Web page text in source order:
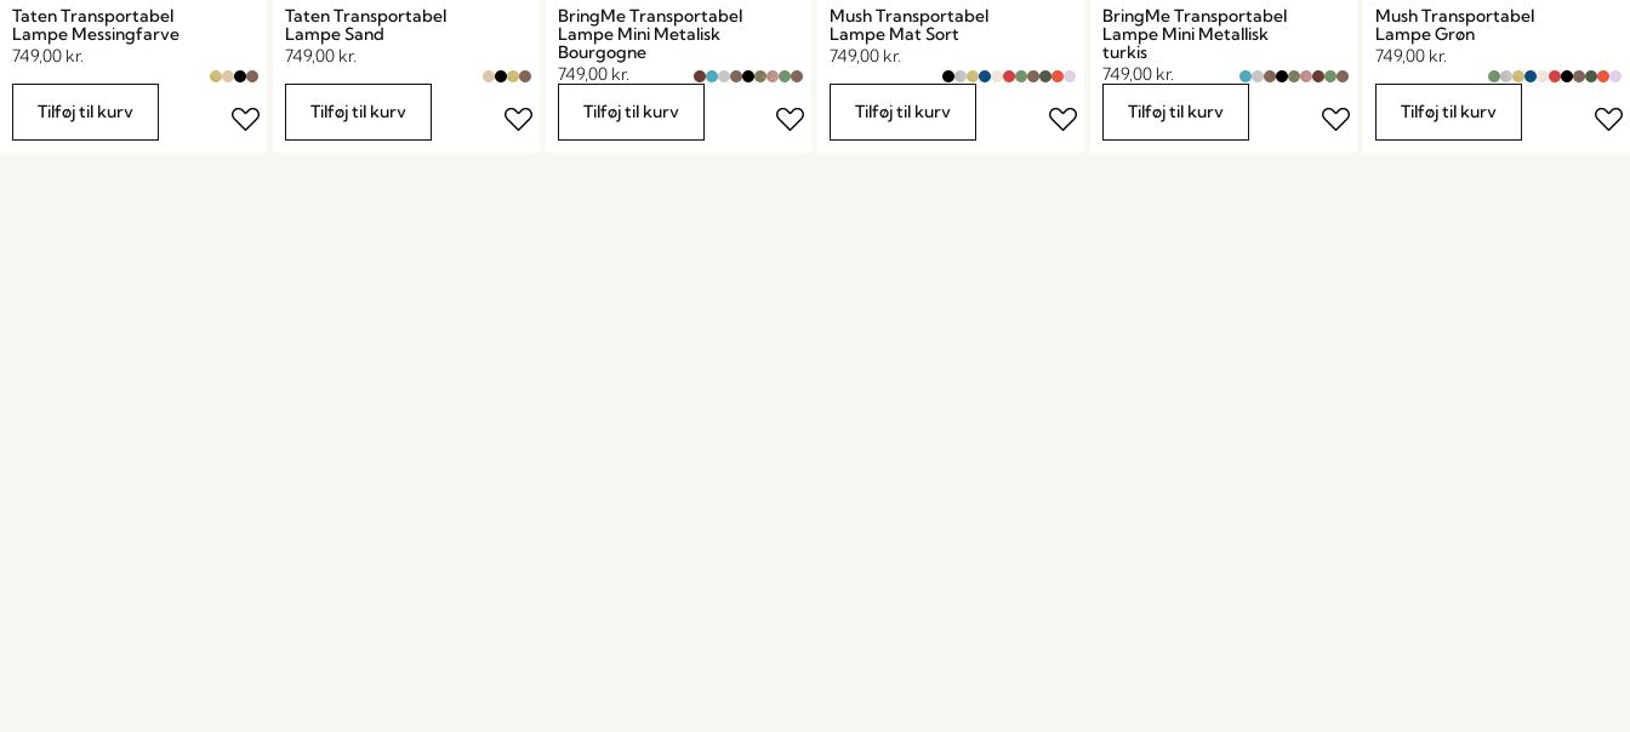
Taten Transportabel
Lampe Messingfarve
749,00 kr.
Tilføj til kurv
Taten Transportabel
Lampe Sand
749,00 kr.
Tilføj til kurv
BringMe Transportabel
Lampe Mini Metalisk
Bourgogne
749,00 kr.
Tilføj til kurv
Mush Transportabel
Lampe Mat Sort
749,00 kr.
Tilføj til kurv
BringMe Transportabel
Lampe Mini Metallisk
turkis
749,00 kr.
Tilføj til kurv
Mush Transportabel
Lampe Grøn
749,00 kr.
Tilføj til kurv